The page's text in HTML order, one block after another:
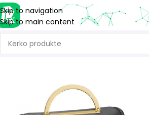
Skip to navigation
Skip to main content